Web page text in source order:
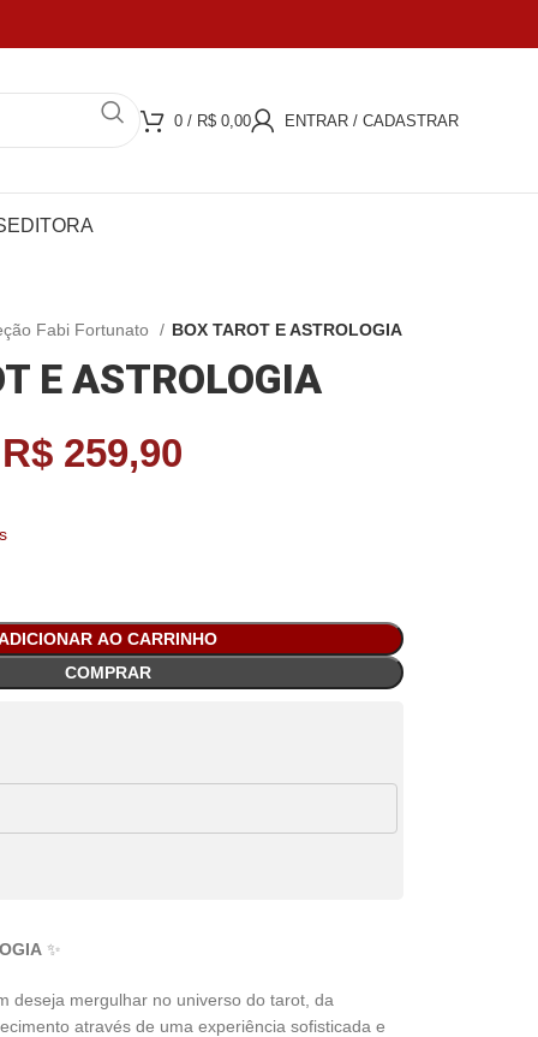
0 / R$ 0,00 ENTRAR / CADASTRAR
EDITORA
Fabi Fortunato BOX TAROT E ASTROLOGIA
E ASTROLOGIA
R$ 259,90
AO CARRINHO
COMPRAR
✨
deseja mergulhar no universo do tarot, da
através de uma experiência sofisticada e